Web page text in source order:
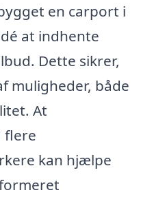
en carport i
at indhente
Dette sikrer,
muligheder, både
At
flere
kan hjælpe